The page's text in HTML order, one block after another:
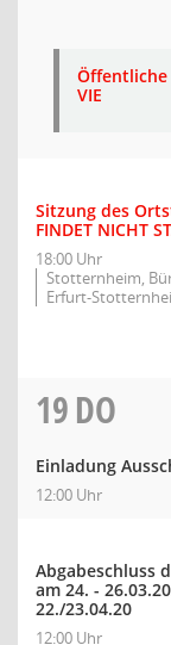
Öffentliche
VIE
Sitzung des
FINDET NICHT
18:00 Uhr
Stotternheim,
Erfurt-
19DO
Einladung
12:00 Uhr
Abgabeschluss
am 24. -
22./23.04.20
12:00 Uhr